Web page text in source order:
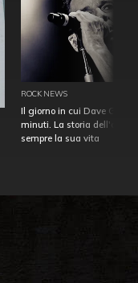
ROCK NEWS
Il giorno in cui Dave
minuti. La storia
sempre la sua vita